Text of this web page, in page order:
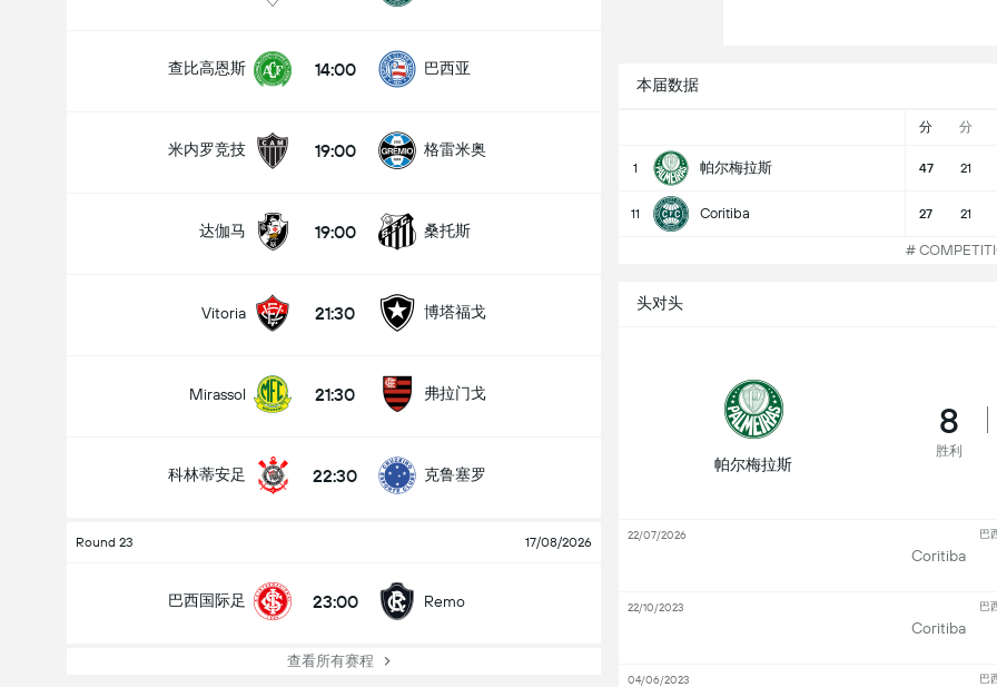
查比高恩斯 14:00 巴西亚
米内罗竞技 19:00 格雷米奥
达伽马 19:00 桑托斯
Vitoria 21:30 博塔福戈
Mirassol 21:30 弗拉门戈
科林蒂安足 22:30 克鲁塞罗
Round 23 17/08/2026
巴西国际足 23:00 Remo
查看所有赛程
本届数据
分 分
1 帕尔梅拉斯 47 21
11 Coritiba 27 21
#
头对头
帕尔梅拉斯
8
胜利
Coritiba
巴
22/07/2026
Coritiba
巴
22/10/2023
巴
04/06/2023